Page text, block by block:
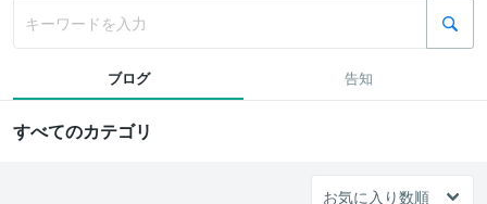
ブログ 告知
すべてのカテゴリ